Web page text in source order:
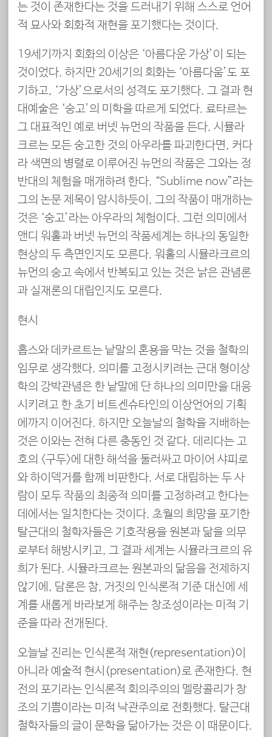
는 것이 존재한다는 것을 드러내기 위해 스스로 언어
적 묘사와 회화적 재현을 포기했다는 것이다.
19세기까지 회화의 이상은 ‘아름다운 가상’이 되는
것이었다. 하지만 20세기의 회화는 ‘아름다움’도 포
기하고, ‘가상’으로서의 성격도 포기했다. 그 결과 현
대예술은 ‘숭고’의 미학을 따르게 되었다. 료타르는
그 대표적인 예로 버넷 뉴먼의 작품을 든다. 시뮬라
크르는 모든 숭고한 것의 아우라를 파괴한다면, 커다
라 색면의 병렬로 이루어진 뉴먼의 작품은 그와는 정
반대의 체험을 매개하려 한다. “Sublime now”라는
그의 논문 제목이 암시하듯이, 그의 작품이 매개하는
것은 ‘숭고’라는 아우라의 체험이다. 그런 의미에서
앤디 워홀과 버넷 뉴먼의 작품세계는 하나의 동일한
현상의 두 측면인지도 모른다. 워홀의 시뮬라크르의
뉴먼의 숭고 속에서 반복되고 있는 것은 낡은 관념론
과 실재론의 대립인지도 모른다.
현시
홉스와 데카르트는 낱말의 혼용을 막는 것을 철학의
임무로 생각했다. 의미를 고정시키려는 근대 형이상
학의 강박관념은 한 낱말에 단 하나의 의미만을 대응
시키려고 한 초기 비트겐슈타인의 이상언어의 기획
에까지 이어진다. 하지만 오늘날의 철학을 지배하는
것은 이와는 전혀 다른 충동인 것 같다. 데리다는 고
호의 <구두>에 대한 해석을 둘러싸고 마이어 샤피로
와 하이덱거를 함께 비판한다. 서로 대립하는 두 사
람이 모두 작품의 최종적 의미를 고정하려고 한다는
데에서는 일치한다는 것이다. 초월의 희망을 포기한
탈근대의 철학자들은 기호작용을 원본과 닮을 의무
로부터 해방시키고, 그 결과 세계는 시뮬라크르의 유
희가 된다. 시뮬라크르는 원본과의 닮음을 전제하지
않기에, 담론은 참, 거짓의 인식론적 기준 대신에 세
계를 새롭게 바라보게 해주는 창조성이라는 미적 기
준을 따라 전개된다.
오늘날 진리는 인식론적 재현(representation)이
아니라 예술적 현시(presentation)로 존재한다. 현
전의 포기라는 인식론적 회의주의의 멜랑콜리가 창
조의 기쁨이라는 미적 낙관주의로 전화했다. 탈근대
철학자들의 글이 문학을 닮아가는 것은 이 때문이다.